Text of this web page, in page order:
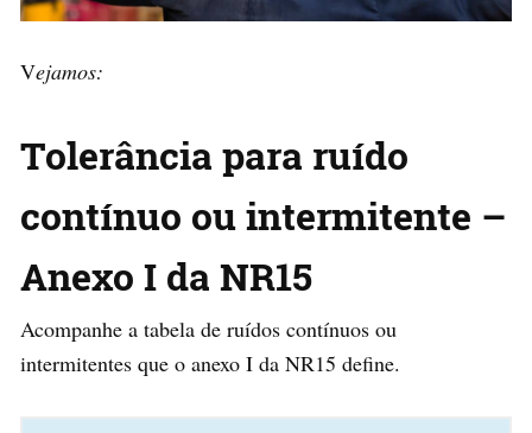
Vejamos:
Tolerância para ruído
contínuo ou intermitente –
Anexo I da NR15
Acompanhe a tabela de ruídos contínuos ou
intermitentes que o anexo I da NR15 define.